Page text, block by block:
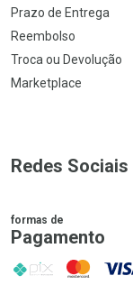
Prazo de Entrega
Reembolso
Troca ou Devolução
Marketplace
Redes Sociais
formas de
Pagamento
PIX MasterCard
VISA